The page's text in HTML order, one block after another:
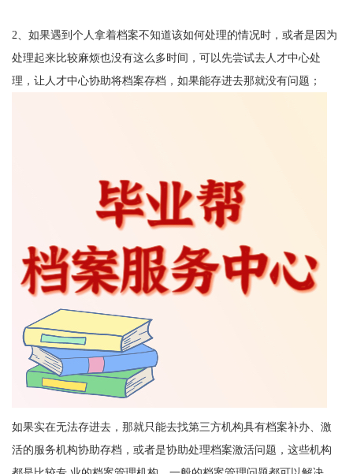
2、如果遇到个人拿着档案不知道该如何处理的情况时，或者是因为
处理起来比较麻烦也没有这么多时间，可以先尝试去人才中心处
理，让人才中心协助将档案存档，如果能存进去那就没有问题；
如果实在无法存进去，那就只能去找第三方机构具有档案补办、激
活的服务机构协助存档，或者是协助处理档案激活问题，这些机构